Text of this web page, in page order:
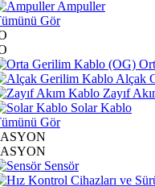
Ampuller
Gör
Alçak
Zayıf
Solar Kablo
Gör
Sensör